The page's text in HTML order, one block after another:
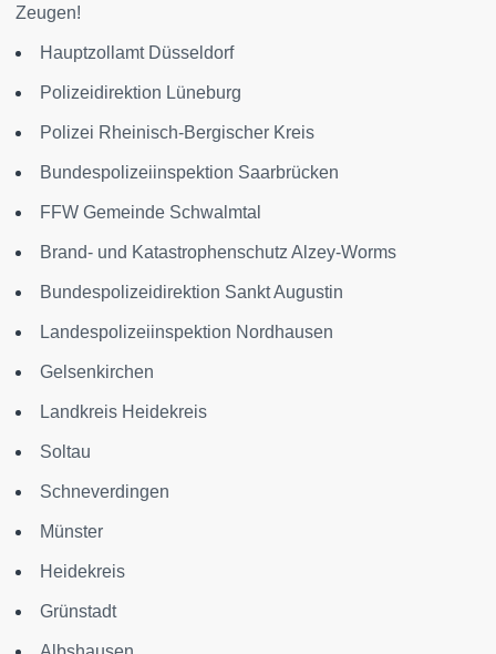
Zeugen!
Hauptzollamt Düsseldorf
Polizeidirektion Lüneburg
Polizei Rheinisch-Bergischer Kreis
Bundespolizeiinspektion Saarbrücken
FFW Gemeinde Schwalmtal
Brand- und Katastrophenschutz Alzey-Worms
Bundespolizeidirektion Sankt Augustin
Landespolizeiinspektion Nordhausen
Gelsenkirchen
Landkreis Heidekreis
Soltau
Schneverdingen
Münster
Heidekreis
Grünstadt